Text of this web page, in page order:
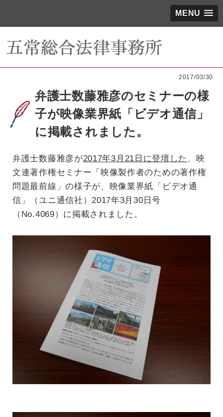
MENU
2017/03/30
弁護士数藤雅彦のセミナーの様
子が映像業界紙「ビデオ通信」
に掲載されました。
弁護士数藤雅彦が2017年3月21日に登壇した 、映
文連著作権セミナー「映像製作者のための著作権
問題最前線」の様子が、映像業界紙「ビデオ通
信」（ユニ通信社）2017年3月30日号
（No.4069）に掲載されました。